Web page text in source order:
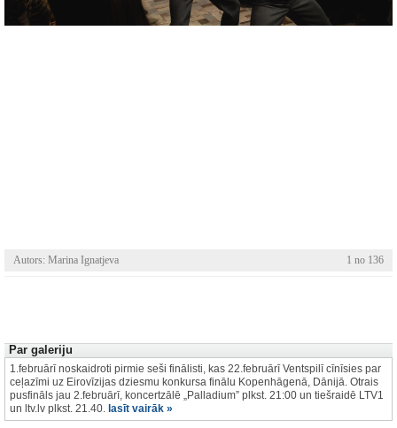
Autors: Marina Ignatjeva 1 no 136
Par galeriju
1.februārī noskaidroti pirmie seši finālisti, kas 22.februārī Ventspilī cīnīsies par
ceļazīmi uz Eirovīzijas dziesmu konkursa finālu Kopenhāgenā, Dānijā. Otrais
pusfināls jau 2.februārī, koncertzālē „Palladium” plkst. 21:00 un tiešraidē LTV1
un ltv.lv plkst. 21.40. lasīt vairāk »